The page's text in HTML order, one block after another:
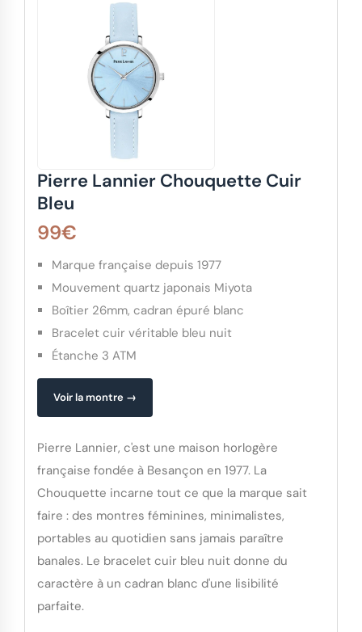
Pierre Lannier Chouquette Cuir
Bleu
99€
Marque française depuis 1977
Mouvement quartz japonais Miyota
Boîtier 26mm, cadran épuré blanc
Bracelet cuir véritable bleu nuit
Étanche 3 ATM
Voir la montre →
Pierre Lannier, c'est une maison horlogère
française fondée à Besançon en 1977. La
Chouquette incarne tout ce que la marque sait
faire : des montres féminines, minimalistes,
portables au quotidien sans jamais paraître
banales. Le bracelet cuir bleu nuit donne du
caractère à un cadran blanc d'une lisibilité
parfaite.